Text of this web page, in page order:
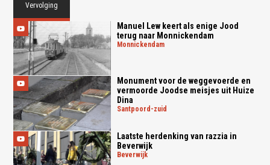
Vervolging
Manuel Lew keert als enige Jood
terug naar Monnickendam
monnickendam
Monument voor de weggevoerde en
vermoorde Joodse meisjes uit Huize
Dina
santpoord-zuid
Laatste herdenking van razzia in
Beverwijk
beverwijk